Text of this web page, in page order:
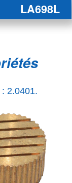
LA698L
2.0401.